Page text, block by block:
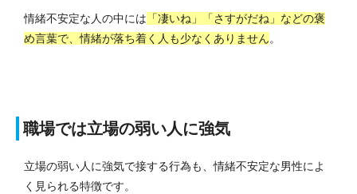
情緒不安定な人の中には 「凄いね」「さすがだね」などの褒
め言葉で、情緒が落ち着く人も少なくありません。
職場では立場の弱い人に強気
立場の弱い人に強気で接する行為も、情緒不安定な男性によ
く見られる特徴です。